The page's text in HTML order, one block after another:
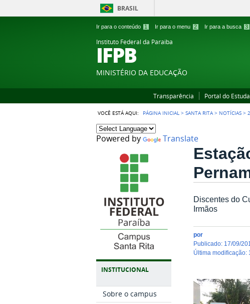
BRASIL
Ir para o conteúdo 1 Ir para o menu 2 Ir para a busca 3
Instituto Federal da Paraiba
IFPB
MINISTÉRIO DA EDUCAÇÃO
Transparência Portal do
VOCÊ ESTÁ AQUI: PÁGINA INICIAL >SANTA RITA > NOTÍCIAS >
Powered by Translate
INSTITUCIONAL
Sobre o campus
Discentes do
Irmãos
por
publicado: 17/09/
última modificação: